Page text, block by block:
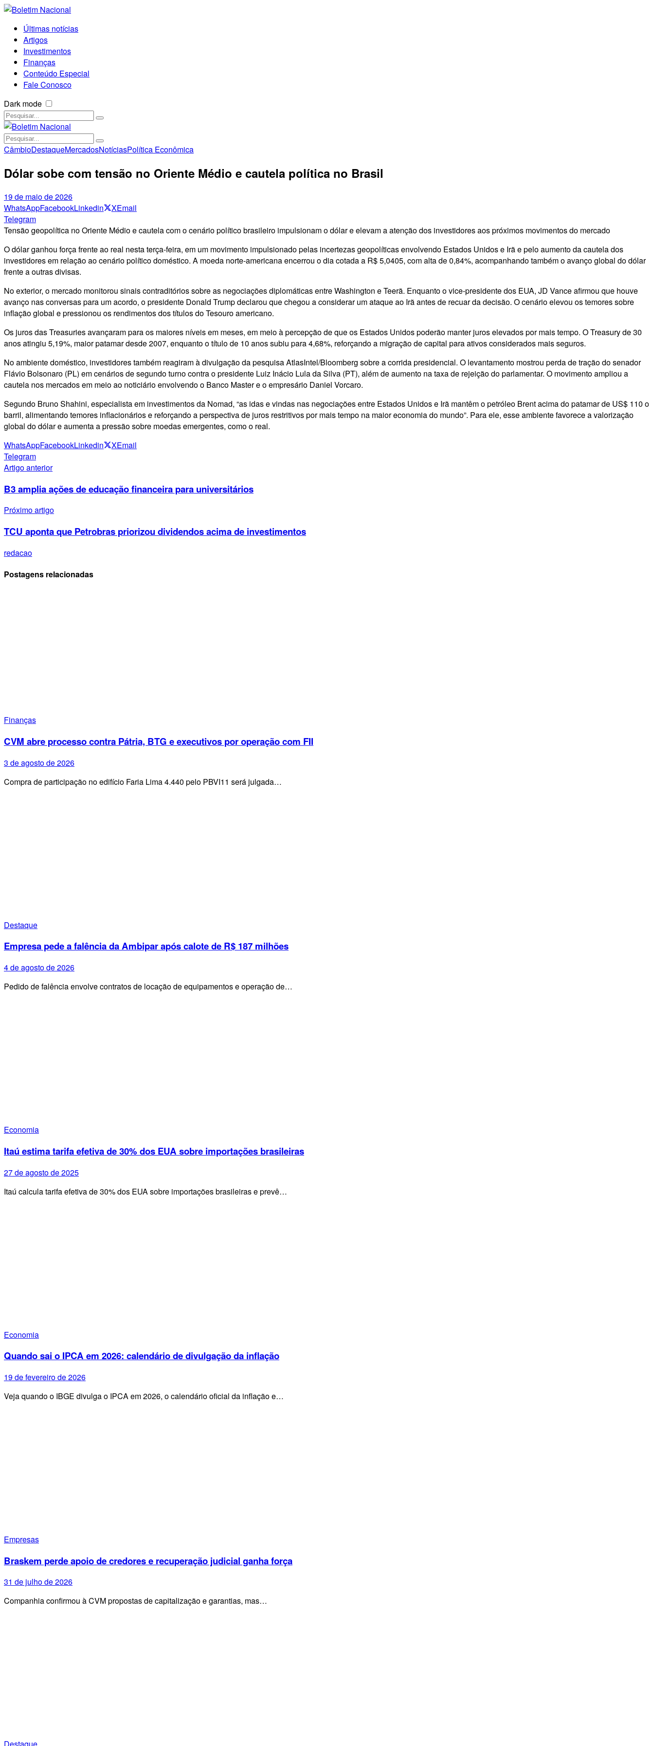
Últimas notícias
Artigos
Investimentos
Finanças
Conteúdo Especial
Fale Conosco
Dark mode
CâmbioDestaqueMercadosNotíciasPolítica Econômica
Dólar sobe com tensão no Oriente Médio e cautela política no Brasil
19 de maio de 2026
WhatsAppFacebookLinkedin XEmail
Telegram
Tensão geopolítica no Oriente Médio e cautela com o cenário político brasileiro impulsionam o dólar e elevam a atenção dos investidores aos próximos movimentos do mercado
O dólar ganhou força frente ao real nesta terça-feira, em um movimento impulsionado pelas incertezas geopolíticas envolvendo Estados Unidos e Irã e pelo aumento da cautela dos
investidores em relação ao cenário político doméstico. A moeda norte-americana encerrou o dia cotada a R$ 5,0405, com alta de 0,84%, acompanhando também o avanço global do dólar
frente a outras divisas.
No exterior, o mercado monitorou sinais contraditórios sobre as negociações diplomáticas entre Washington e Teerã. Enquanto o vice-presidente dos EUA, JD Vance afirmou que houve
avanço nas conversas para um acordo, o presidente Donald Trump declarou que chegou a considerar um ataque ao Irã antes de recuar da decisão. O cenário elevou os temores sobre
inflação global e pressionou os rendimentos dos títulos do Tesouro americano.
Os juros das Treasuries avançaram para os maiores níveis em meses, em meio à percepção de que os Estados Unidos poderão manter juros elevados por mais tempo. O Treasury de 30
anos atingiu 5,19%, maior patamar desde 2007, enquanto o título de 10 anos subiu para 4,68%, reforçando a migração de capital para ativos considerados mais seguros.
No ambiente doméstico, investidores também reagiram à divulgação da pesquisa AtlasIntel/Bloomberg sobre a corrida presidencial. O levantamento mostrou perda de tração do senador
Flávio Bolsonaro (PL) em cenários de segundo turno contra o presidente Luiz Inácio Lula da Silva (PT), além de aumento na taxa de rejeição do parlamentar. O movimento ampliou a
cautela nos mercados em meio ao noticiário envolvendo o Banco Master e o empresário Daniel Vorcaro.
Segundo Bruno Shahini, especialista em investimentos da Nomad, “as idas e vindas nas negociações entre Estados Unidos e Irã mantêm o petróleo Brent acima do patamar de US$ 110 o
barril, alimentando temores inflacionários e reforçando a perspectiva de juros restritivos por mais tempo na maior economia do mundo”. Para ele, esse ambiente favorece a valorização
global do dólar e aumenta a pressão sobre moedas emergentes, como o real.
WhatsAppFacebookLinkedin XEmail
Telegram
Artigo anterior
B3 amplia ações de educação financeira para universitários
Próximo artigo
TCU aponta que Petrobras priorizou dividendos acima de investimentos
redacao
Postagens relacionadas
Finanças
CVM abre processo contra Pátria, BTG e executivos por operação com FII
3 de agosto de 2026
Compra de participação no edifício Faria Lima 4.440 pelo PBVI11 será julgada…
Destaque
Empresa pede a falência da Ambipar após calote de R$ 187 milhões
4 de agosto de 2026
Pedido de falência envolve contratos de locação de equipamentos e operação de…
Economia
Itaú estima tarifa efetiva de 30% dos EUA sobre importações brasileiras
27 de agosto de 2025
Itaú calcula tarifa efetiva de 30% dos EUA sobre importações brasileiras e prevê…
Economia
Quando sai o IPCA em 2026: calendário de divulgação da inflação
19 de fevereiro de 2026
Veja quando o IBGE divulga o IPCA em 2026, o calendário oficial da inflação e…
Empresas
Braskem perde apoio de credores e recuperação judicial ganha força
31 de julho de 2026
Companhia confirmou à CVM propostas de capitalização e garantias, mas…